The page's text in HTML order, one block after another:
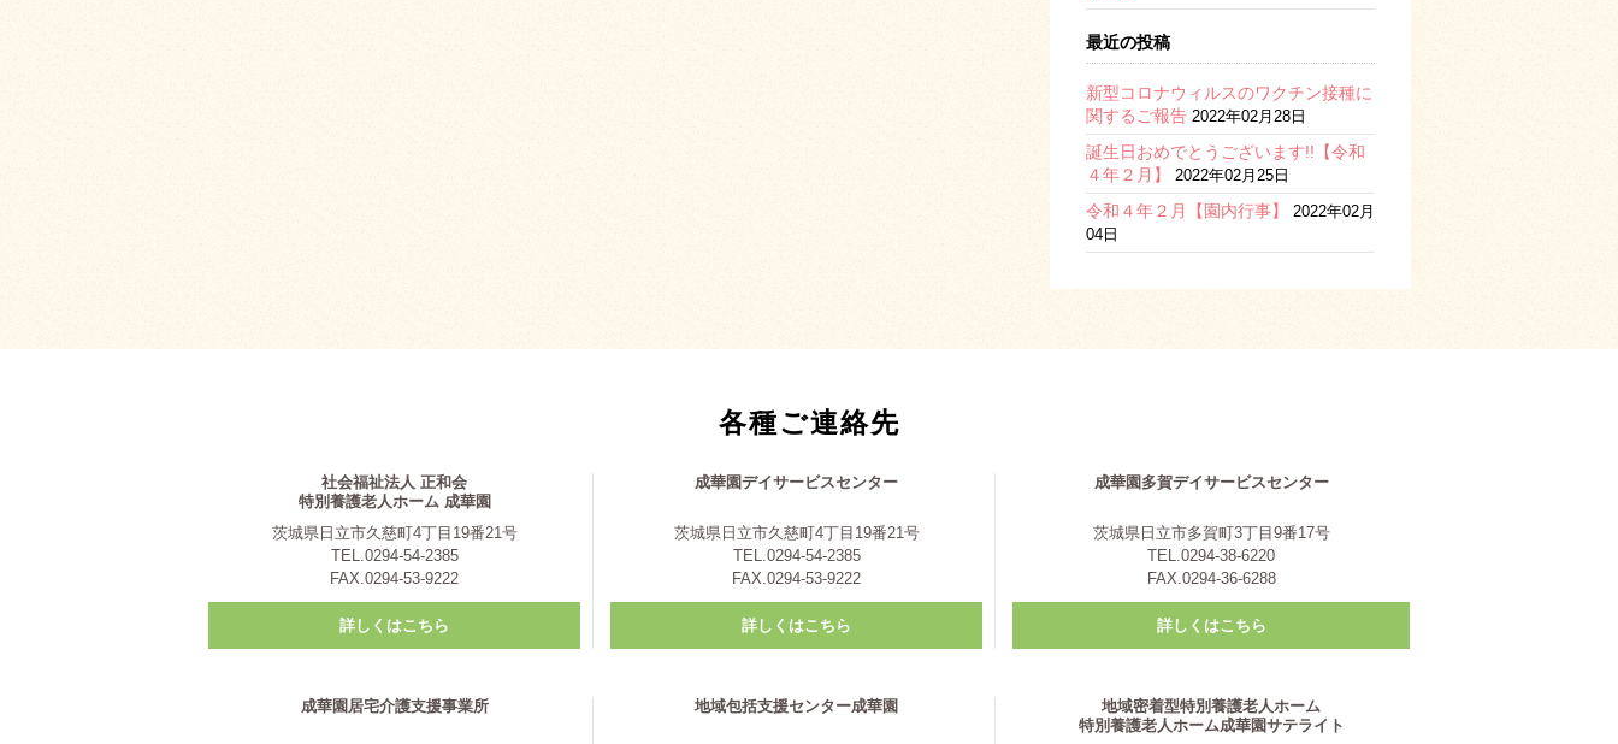
最近の投稿
新型コロナウィルスのワクチン接種に
関するご報告 2022年02月28日
誕生日おめでとうございます!!【令和
４年２月】
2022年02月25日
令和４年２月【園内行事】
2022年02月
04日
各種ご連絡先
社会福祉法人 正和会
特別養護老人ホーム 成華園
茨城県日立市久慈町4丁目19番21号
TEL.0294-54-2385
FAX.0294-53-9222
詳しくはこちら
成華園デイサービスセンター
茨城県日立市久慈町4丁目19番21号
TEL.0294-54-2385
FAX.0294-53-9222
詳しくはこちら
成華園多賀デイサービスセンター
茨城県日立市多賀町3丁目9番17号
TEL.0294-38-6220
FAX.0294-36-6288
詳しくはこちら
成華園居宅介護支援事業所 地域包括支援センター成華園
地域密着型特別養護老人ホーム
特別養護老人ホーム成華園サテライト